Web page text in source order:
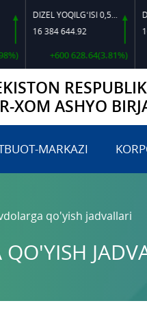
DIZEL YOQILG‘ISI 0,5-40
16 384 644.92
+600 628.64(3.81%)
16
+2
XOM ASHYO
MARKAZI
qo'yish jadvallari